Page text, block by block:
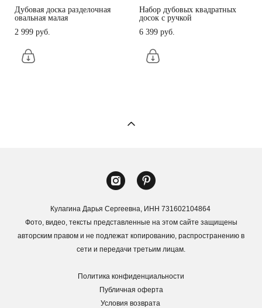
Дубовая доска разделочная
овальная малая
2 999 pуб.
Набор дубовых квадратных
досок с ручкой
6 399 pуб.
Кулагина Дарья Сергеевна, ИНН 731602104864
Фото, видео, тексты представленные на этом сайте защищены
авторским правом и не подлежат копированию, распространению в
сети и передачи третьим лицам.
Политика конфиденциальности
Публичная оферта
Условия возврата